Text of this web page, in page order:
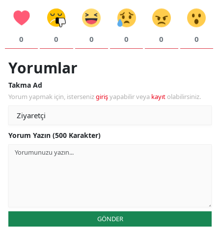
0 0 0 0 0 0
Yorumlar
Takma Ad
Yorum yapmak için, istersenizgirişyapabilir veya kayıt olabilirsiniz.
Yorum Yazın (500 Karakter)
GÖNDER